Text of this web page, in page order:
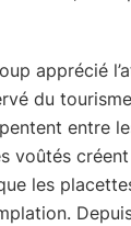
apprécié
du
entre
voûtés
les